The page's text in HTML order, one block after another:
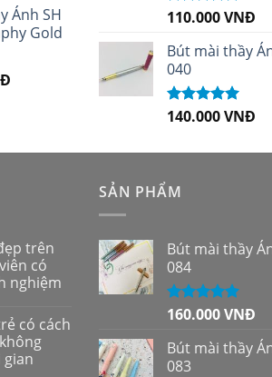
Ánh SH
Gold
Được xếp
sao
110.000VNĐ
Bút mài thầy
040
Được xếp
140.000VNĐ
trên
có
nghiệm
có cách
SẢN PHẨM
Bút mài thầy
084
Được xếp
sao
160.000VNĐ
Bút mài thầy
083